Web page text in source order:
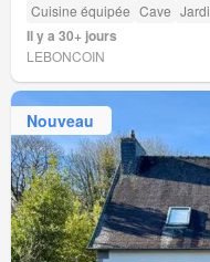
Cuisine équipée Cave
Il y a 30+ jours
LEBONCOIN
Nouveau